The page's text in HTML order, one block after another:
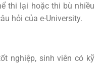
thi lại hoặc thi bù nhiều
hỏi của e-University.
nghiệp, sinh viên có kỹ